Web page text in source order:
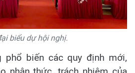
biểu dự hội nghị.
phổ biến các quy định mới,